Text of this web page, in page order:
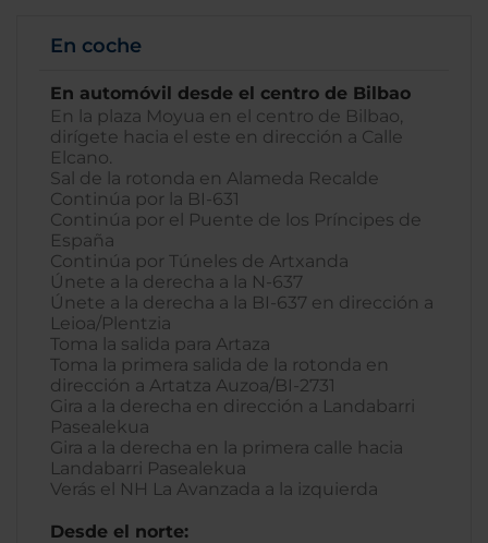
En coche
En automóvil desde el centro de Bilbao
En la plaza Moyua en el centro de Bilbao,
dirígete hacia el este en dirección a Calle
Elcano.
Sal de la rotonda en Alameda Recalde
Continúa por la BI-631
Continúa por el Puente de los Príncipes de
España
Continúa por Túneles de Artxanda
Únete a la derecha a la N-637
Únete a la derecha a la BI-637 en dirección a
Leioa/Plentzia
Toma la salida para Artaza
Toma la primera salida de la rotonda en
dirección a Artatza Auzoa/BI-2731
Gira a la derecha en dirección a Landabarri
Pasealekua
Gira a la derecha en la primera calle hacia
Landabarri Pasealekua
Verás el NH La Avanzada a la izquierda
Desde el norte: